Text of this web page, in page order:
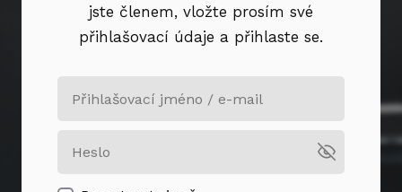
jste členem, vložte prosím své
přihlašovací údaje a přihlaste se.